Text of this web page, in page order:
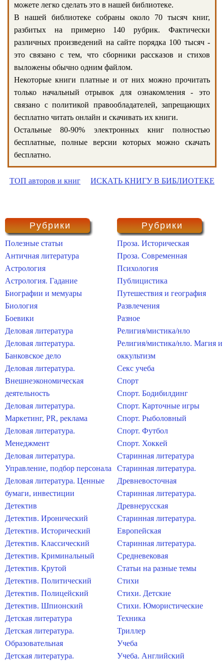
можете легко сделать это в нашей библиотеке.
В нашей библиотеке собраны около 70 тысяч книг,
разбитых на примерно 140 рубрик. Фактически
различных произведений на сайте порядка 100 тысяч -
это связано с тем, что сборники рассказов и стихов
выложены обычно одним файлом.
Некоторые книги платные и от них можно прочитать
только начальный отрывок для ознакомления - это
связано с политикой правообладателей, запрещающих
бесплатно читать онлайн и скачивать их книги.
Остальные 80-90% электронных книг полностью
бесплатные, полные версии которых можно скачать
бесплатно.
ТОП авторов и книг ИСКАТЬ КНИГУ В БИБЛИОТЕКЕ
Рубрики
Полезные статьи
Античная литература
Астрология
Астрология. Гадание
Биографии и мемуары
Биология
Боевики
Деловая литература
Деловая литература.
Банковское дело
Деловая литература.
Внешнеэкономическая
деятельность
Деловая литература.
Маркетинг, PR, реклама
Деловая литература.
Менеджмент
Деловая литература.
Управление, подбор персонала
Деловая литература. Ценные
бумаги, инвестиции
Детектив
Детектив. Иронический
Детектив. Исторический
Детектив. Классический
Детектив. Криминальный
Детектив. Крутой
Детектив. Политический
Детектив. Полицейский
Детектив. Шпионский
Детская литература
Детская литература.
Образовательная
Детская литература.
Рубрики
Проза. Историческая
Проза. Современная
Психология
Публицистика
Путешествия и география
Развлечения
Разное
Религия/мистика/нло
Религия/мистика/нло. Магия и
оккультизм
Секс учеба
Спорт
Спорт. Бодибилдинг
Спорт. Карточные игры
Спорт. Рыболовный
Спорт. Футбол
Спорт. Хоккей
Старинная литература
Старинная литература.
Древневосточная
Старинная литература.
Древнерусская
Старинная литература.
Европейская
Старинная литература.
Средневековая
Статьи на разные темы
Стихи
Стихи. Детские
Стихи. Юмористические
Техника
Триллер
Учеба
Учеба. Английский